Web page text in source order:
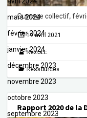
mars 2024
février 2024
janvier 2024
décembre 2023
novembre 2023
octobre 2023
septembre 2023
Ouvrage collectif,
19 avril 2021
RezoEE
Ressources
Rapport 2020 de la